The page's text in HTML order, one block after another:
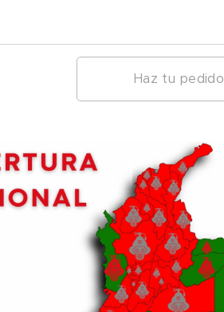
Haz tu pedido